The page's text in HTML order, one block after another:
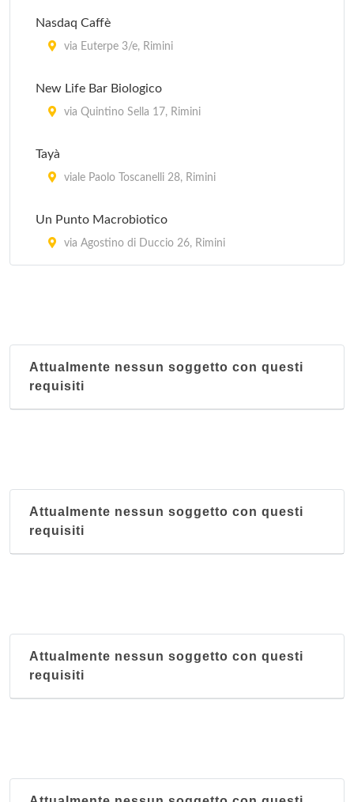
Nasdaq Caffè
via Euterpe 3/e, Rimini
New Life Bar Biologico
via Quintino Sella 17, Rimini
Tayà
viale Paolo Toscanelli 28, Rimini
Un Punto Macrobiotico
via Agostino di Duccio 26, Rimini
Attualmente nessun soggetto con questi
requisiti
Attualmente nessun soggetto con questi
requisiti
Attualmente nessun soggetto con questi
requisiti